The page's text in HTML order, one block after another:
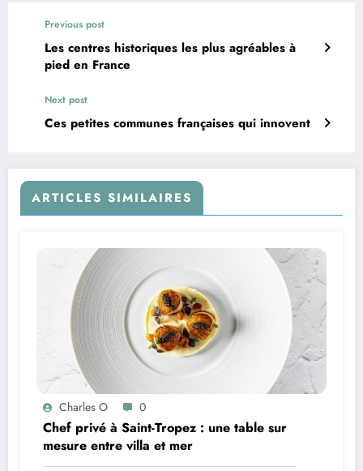
Previous post
Les centres historiques les plus agréables à
pied en France
Next post
Ces petites communes françaises qui innovent
ARTICLES SIMILAIRES
Charles O 0
Chef privé à Saint-Tropez : une table sur
mesure entre villa et mer